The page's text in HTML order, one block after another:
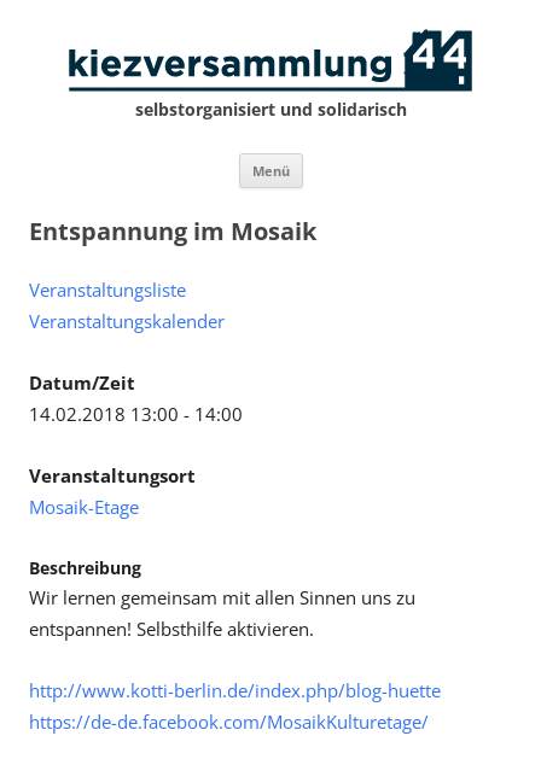
selbstorganisiert und solidarisch
Menü Zum
springen
Entspannung im Mosaik
Veranstaltungsliste
Veranstaltungskalender
Datum/Zeit
14.02.2018 13:00 - 14:00
Veranstaltungsort
Mosaik-Etage
Beschreibung
Wir lernen gemeinsam mit allen Sinnen uns zu
entspannen! Selbsthilfe aktivieren.
http://www.kotti-berlin.de/index.php/blog-huette
https://de-de.facebook.com/MosaikKulturetage/